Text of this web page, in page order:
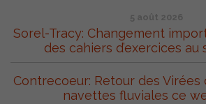
5 août 2026
Sorel-Tracy: Changement
des cahiers d’exercices au
Contrecoeur: Retour des
navettes fluviales ce